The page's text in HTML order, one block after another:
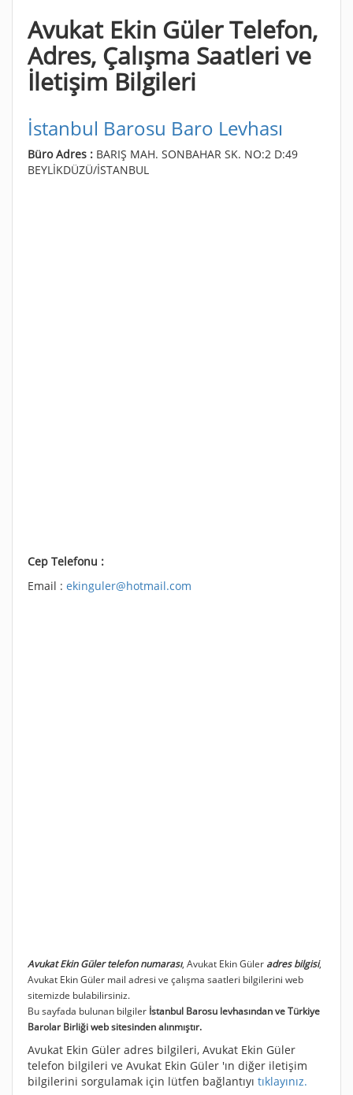
Avukat Ekin Güler Telefon,
Adres, Çalışma Saatleri ve
İletişim Bilgileri
İstanbul Barosu Baro Levhası
Büro Adres : BARIŞ MAH. SONBAHAR SK. NO:2 D:49
BEYLİKDÜZÜ/İSTANBUL
Cep Telefonu :
Email : ekinguler@hotmail.com
Avukat Ekin Güler telefon numarası, Avukat Ekin Güler adres bilgisi,
Avukat Ekin Güler mail adresi ve çalışma saatleri bilgilerini web
sitemizde bulabilirsiniz.
Bu sayfada bulunan bilgiler İstanbul Barosu levhasından ve Türkiye
Barolar Birliği web sitesinden alınmıştır.
Avukat Ekin Güler adres bilgileri, Avukat Ekin Güler
telefon bilgileri ve Avukat Ekin Güler 'ın diğer iletişim
bilgilerini sorgulamak için lütfen bağlantıyı tıklayınız.